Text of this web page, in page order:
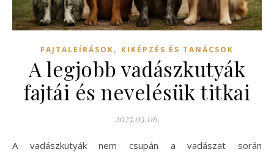
FAJTALEÍRÁSOK, KIKÉPZÉS ÉS TANÁCSOK
A legjobb vadászkutyák
fajtái és nevelésük titkai
2025.03.06.
A vadászkutyák nem csupán a vadászat során